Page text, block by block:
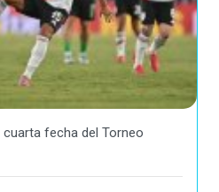
cuarta fecha del Torneo